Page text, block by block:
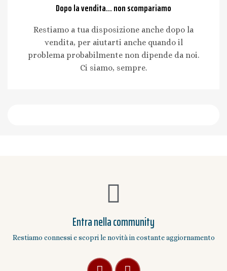
Dopo la vendita... non scompariamo
Restiamo a tua disposizione anche dopo la
vendita, per aiutarti anche quando il
problema probabilmente non dipende da noi.
Ci siamo, sempre.
Entra nella community
Restiamo connessi e scopri le novità in costante aggiornamento